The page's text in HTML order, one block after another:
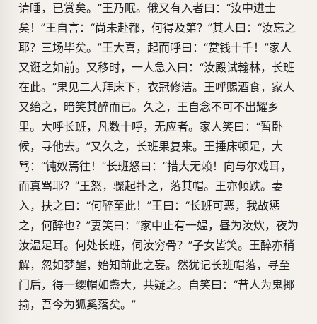
请睡，已赏矣。”王乃眠。俄又有入者曰：“汝中进士
矣！”王自言：“尚未赴都，何得及第？”其人曰：“汝忘之
耶？三场毕矣。”王大喜，起而呼曰：“赏钱十千！”家人
又诳之如前。又移时，一人急入曰：“汝殿试翰林，长班
在此。”果见二人拜床下，衣冠修洁。王呼赐酒食，家人
又绐之，暗笑其醉而已。久之，王自念不可不出耀乡
里。大呼长班，凡数十呼，无应者。家人笑曰：“暂卧
候，寻他去。”又久之，长班果复来。王捶床顿足，大
骂：“钝奴焉往！”长班怒曰：“措大无赖！向与尔戏耳，
而真骂耶？”王怒，骤起扑之，落其帽。王亦倾跌。妻
入，扶之曰：“何醉至此！”王曰：“长班可恶，我故惩
之，何醉也？”妻笑曰：“家中止有一媪，昼为汝炊，夜为
汝温足耳。何处长班，伺汝穷骨？”子女皆笑。王醉亦稍
解，忽如梦醒，始知前此之妄。然犹记长班帽落，寻至
门后，得一缨帽如盏大，共疑之。自笑曰：“昔人为鬼揶
揄，吾今为狐奚落矣。”